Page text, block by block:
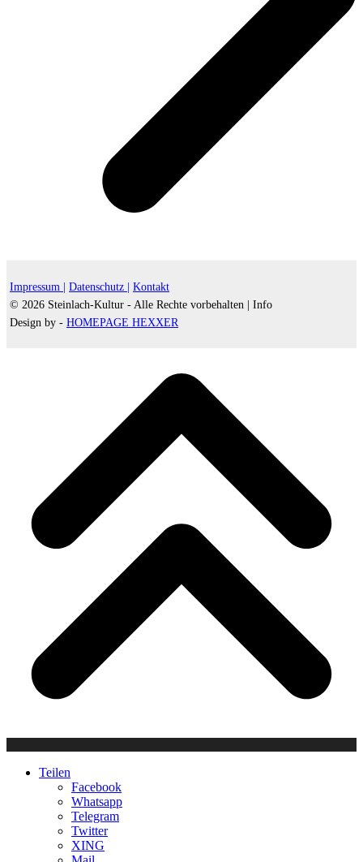
Impressum | Datenschutz |
Kontakt
© 2026 Steinlach-Kultur - Alle Rechte vorbehalten |
Info
Design by - HOMEPAGE HEXXER
Teilen
Facebook
Whatsapp
Telegram
Twitter
XING